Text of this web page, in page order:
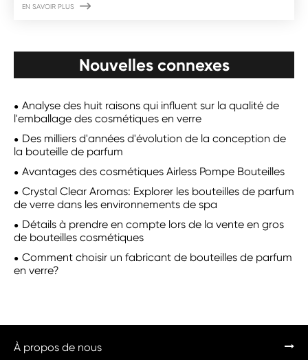
EN SAVOIR PLUS 
Nouvelles connexes
Analyse des huit raisons qui influent sur la qualité de
l'emballage des cosmétiques en verre
Des milliers d'années d'évolution de la conception de
la bouteille de parfum
Avantages des cosmétiques Airless Pompe Bouteilles
Crystal Clear Aromas: Explorer les bouteilles de parfum
de verre dans les environnements de spa
Détails à prendre en compte lors de la vente en gros
de bouteilles cosmétiques
Comment choisir un fabricant de bouteilles de parfum
en verre?
À propos de nous